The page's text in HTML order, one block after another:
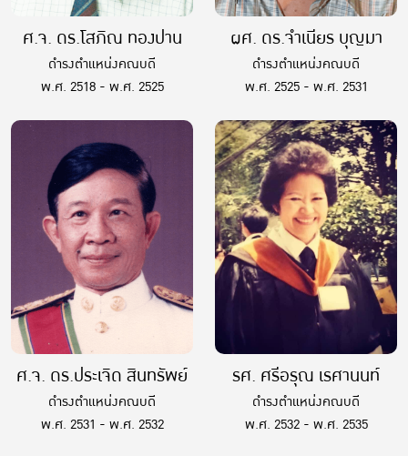
ศ.จ. ดร.โสภิณ ทองปาน
ดำรงตำแหน่งคณบดี
พ.ศ. 2518 - พ.ศ. 2525
ผศ. ดร.จำเนียร บุญมา
ดำรงตำแหน่งคณบดี
พ.ศ. 2525 - พ.ศ. 2531
ศ.จ. ดร.ประเจิด สินทรัพย์
ดำรงตำแหน่งคณบดี
พ.ศ. 2531 - พ.ศ. 2532
รศ. ศรีอรุณ เรศานนท์
ดำรงตำแหน่งคณบดี
พ.ศ. 2532 - พ.ศ. 2535